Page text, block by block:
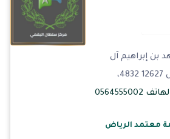
فهد بن إبراهيم آل
سعود، الضباط، الرياض 12627 4832،
0564555002
معتمد الرياض